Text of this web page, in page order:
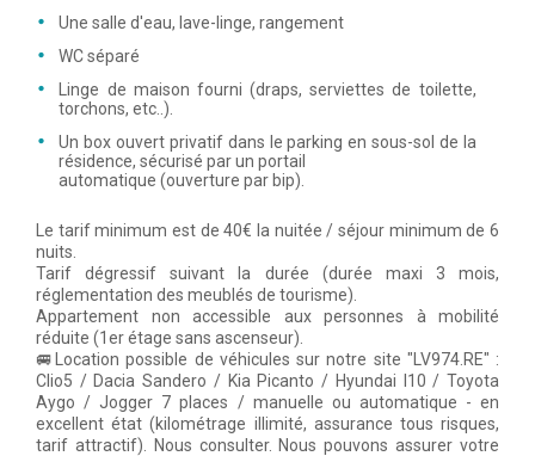
Une salle d'eau, lave-linge, rangement
WC séparé
Linge de maison fourni (draps, serviettes de toilette,
torchons, etc..).
Un box ouvert privatif dans le parking en sous-sol de la
résidence, sécurisé par un portail
automatique (ouverture par bip).
Le tarif minimum est de 40€ la nuitée / séjour minimum de 6
nuits.
Tarif dégressif suivant la durée (durée maxi 3 mois,
réglementation des meublés de tourisme).
Appartement non accessible aux personnes à mobilité
réduite (1er étage sans ascenseur).
🚐Location possible de véhicules sur notre site "LV974.RE" :
Clio5 / Dacia Sandero / Kia Picanto / Hyundai I10 / Toyota
Aygo / Jogger 7 places / manuelle ou automatique - en
excellent état (kilométrage illimité, assurance tous risques,
tarif attractif). Nous consulter. Nous pouvons assurer votre